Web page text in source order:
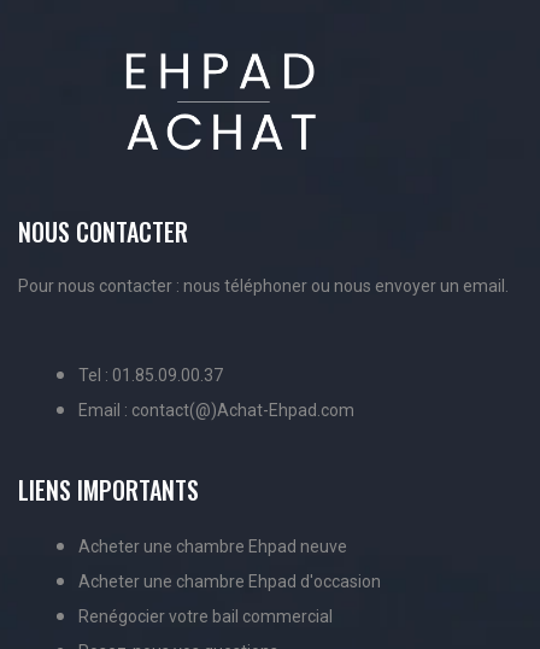
NOUS CONTACTER
Pour nous contacter : nous téléphoner ou nous envoyer un email.
Tel : 01.85.09.00.37
Email : contact(@)Achat-Ehpad.com
LIENS IMPORTANTS
Acheter une chambre Ehpad neuve
Acheter une chambre Ehpad d'occasion
Renégocier votre bail commercial